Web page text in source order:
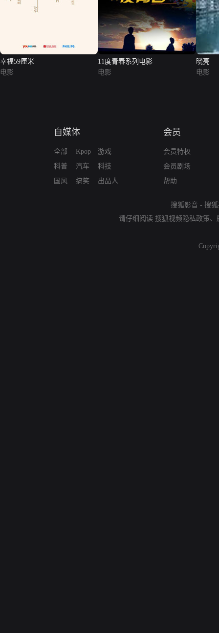
幸福59厘米
电影
11度青春系列电影
电影
晓亮
电影
自媒体
全部
科普
国风
Kpop
汽车
搞笑
游戏
科技
出品人
会员
会员特权
会员剧场
帮助
搜狐影音 - 搜
请仔细阅读 搜狐视频隐私政策、